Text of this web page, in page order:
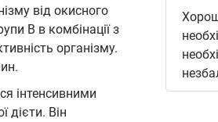
від окисного
В в комбінації з
організму.
інтенсивними
дієти. Він